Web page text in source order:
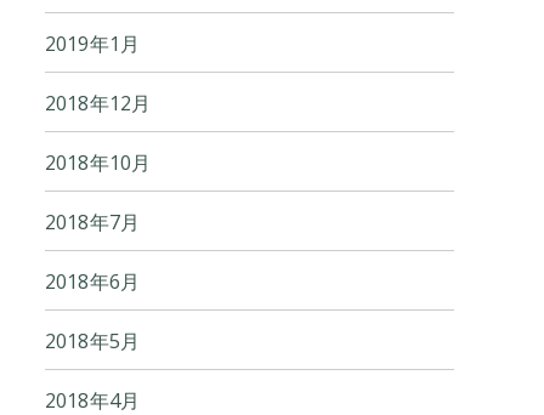
2019年1月
2018年12月
2018年10月
2018年7月
2018年6月
2018年5月
2018年4月